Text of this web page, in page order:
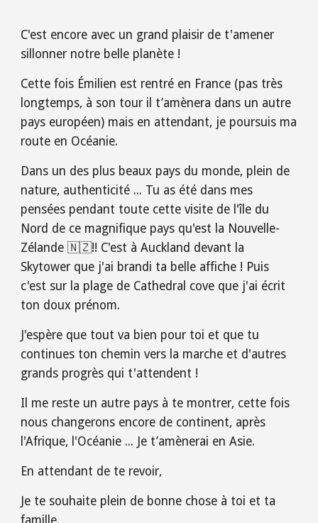
C'est encore avec un grand plaisir de t'amener
sillonner notre belle planète !
Cette fois Émilien est rentré en France (pas très
longtemps, à son tour il t’amènera dans un autre
pays européen) mais en attendant, je poursuis ma
route en Océanie.
Dans un des plus beaux pays du monde, plein de
nature, authenticité ... Tu as été dans mes
pensées pendant toute cette visite de l'île du
Nord de ce magnifique pays qu'est la Nouvelle-
Zélande 🇳🇿️!! C'est à Auckland devant la
Skytower que j'ai brandi ta belle affiche ! Puis
c'est sur la plage de Cathedral cove que j'ai écrit
ton doux prénom.
J'espère que tout va bien pour toi et que tu
continues ton chemin vers la marche et d'autres
grands progrès qui t'attendent !
Il me reste un autre pays à te montrer, cette fois
nous changerons encore de continent, après
l'Afrique, l'Océanie ... Je t’amènerai en Asie.
En attendant de te revoir,
Je te souhaite plein de bonne chose à toi et ta